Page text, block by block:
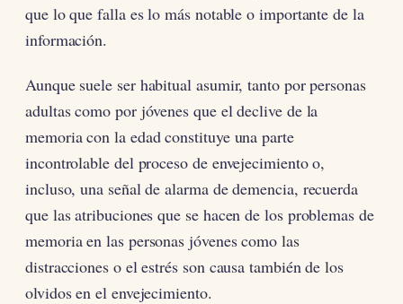
que lo que falla es lo más notable o importante de la
información.
Aunque suele ser habitual asumir, tanto por personas
adultas como por jóvenes que el declive de la
memoria con la edad constituye una parte
incontrolable del proceso de envejecimiento o,
incluso, una señal de alarma de demencia, recuerda
que las atribuciones que se hacen de los problemas de
memoria en las personas jóvenes como las
distracciones o el estrés son causa también de los
olvidos en el envejecimiento.